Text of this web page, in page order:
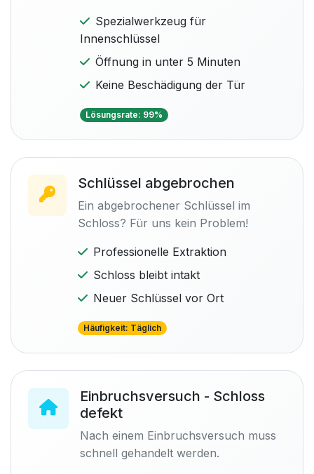
Spezialwerkzeug für
Innenschlüssel
Öffnung in unter 5 Minuten
Keine Beschädigung der Tür
Lösungsrate: 99%
Schlüssel abgebrochen
Ein abgebrochener Schlüssel im
Schloss? Für uns kein Problem!
Professionelle Extraktion
Schloss bleibt intakt
Neuer Schlüssel vor Ort
Häufigkeit: Täglich
Einbruchsversuch - Schloss
defekt
Nach einem Einbruchsversuch muss
schnell gehandelt werden.